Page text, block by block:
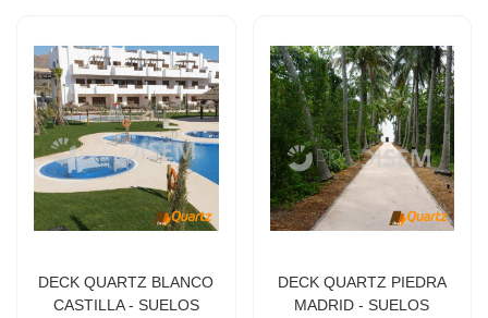
DECK QUARTZ BLANCO
CASTILLA - SUELOS
DECK QUARTZ PIEDRA
MADRID - SUELOS